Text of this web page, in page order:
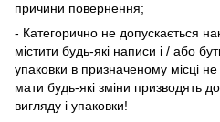
причини повернення;
- Категорично не допускається
містити будь-які написи і / або
упаковки в призначеному місці
мати будь-які зміни призводять
вигляду і упаковки!